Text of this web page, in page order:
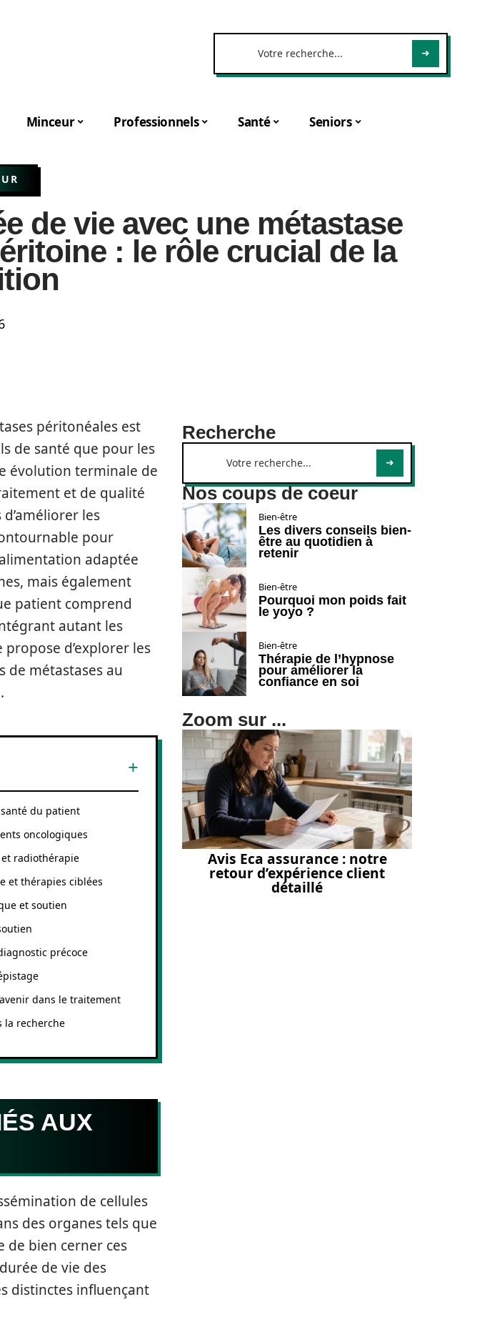
Minceur Professionnels Santé Seniors
de vie avec une métastase
: le rôle crucial de la
péritonéales est
de santé que pour les
évolution terminale de
et de qualité
les
pour
adaptée
mais également
patient comprend
autant les
d’explorer les
de métastases au
du patient
oncologiques
radiothérapie
et thérapies ciblées
et soutien
précoce
dans le traitement
la recherche
AUX
de cellules
des organes tels que
de bien cerner ces
de vie des
distinctes influençant
Recherche
Nos coups de coeur
Bien-être
Les divers conseils bien-
être au quotidien à
retenir
Bien-être
Pourquoi mon poids fait
le yoyo ?
Bien-être
Thérapie de l’hypnose
pour améliorer la
confiance en soi
Zoom sur ...
Avis Eca assurance : notre
retour d’expérience client
détaillé